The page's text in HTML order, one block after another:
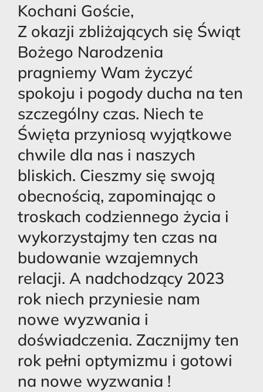
Kochani Goście,
Z okazji zbliżających się Świąt
Bożego Narodzenia
pragniemy Wam życzyć
spokoju i pogody ducha na ten
szczególny czas. Niech te
Święta przyniosą wyjątkowe
chwile dla nas i naszych
bliskich. Cieszmy się swoją
obecnością, zapominając o
troskach codziennego życia i
wykorzystajmy ten czas na
budowanie wzajemnych
relacji. A nadchodzący 2023
rok niech przyniesie nam
nowe wyzwania i
doświadczenia. Zacznijmy ten
rok pełni optymizmu i gotowi
na nowe wyzwania !